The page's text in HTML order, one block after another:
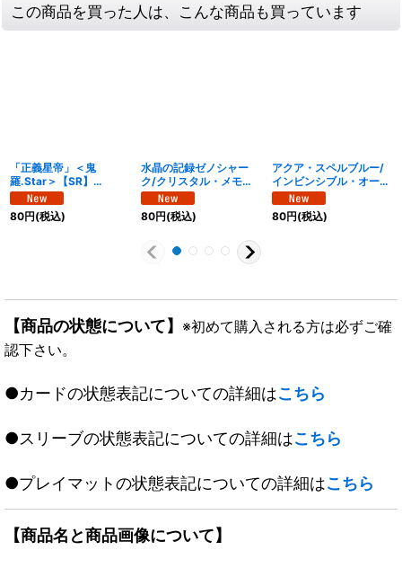
この商品を買った人は、こんな商品も買っています
「正義星帝」＜鬼
羅.Star＞【SR】
{26EX110/50}《光》
80円(税込)
水晶の記録ゼノシャー
ク/クリスタル・メモリ
ー【VR】
{26EX134/50}《水》
80円(税込)
アクア・スペルブルー/
インビンシブル・オーラ
【VR】{26EX141/50}
《多》
80円(税込)
【商品の状態について】 ※初めて購入される方は必ずご確
認下さい。
●カードの状態表記についての詳細はこちら
●スリーブの状態表記についての詳細はこちら
●プレイマットの状態表記についての詳細はこちら
【商品名と商品画像について】